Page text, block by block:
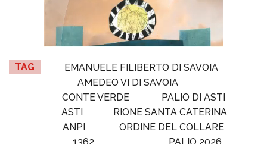
TAG
EMANUELE FILIBERTO DI SAVOIA
AMEDEO VI DI SAVOIA
CONTE VERDE
PALIO DI ASTI
ASTI
RIONE SANTA CATERINA
ANPI
ORDINE DEL COLLARE